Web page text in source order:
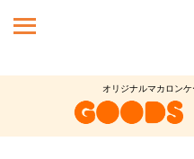
オリジナルマカロンケ